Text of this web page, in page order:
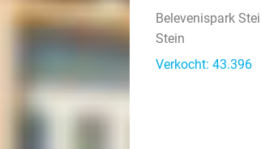
Belevenispark
Stein
Verkocht: 43.396